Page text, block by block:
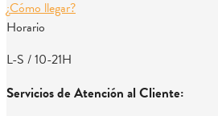
¿Cómo llegar?
Horario
L-S / 10-21H
Servicios de Atención al Cliente: